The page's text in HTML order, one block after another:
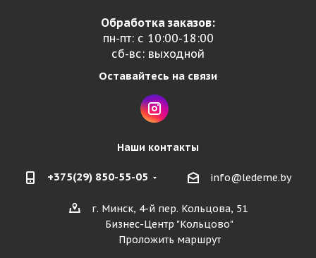
Обработка заказов:
пн-пт: с 10:00-18:00
сб-вс: выходной
Оставайтесь на связи
Наши контакты
+375(29) 850-55-05 info@ledeme.by
г. Минск, 4-й пер. Кольцова, 51
Бизнес-Центр "Кольцово"
Проложить маршрут